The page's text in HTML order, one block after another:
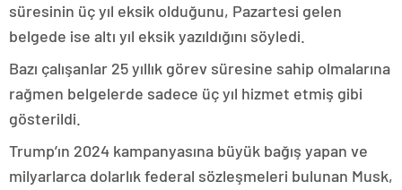
süresinin üç yıl eksik olduğunu, Pazartesi gelen
belgede ise altı yıl eksik yazıldığını söyledi.
Bazı çalışanlar 25 yıllık görev süresine sahip olmalarına
rağmen belgelerde sadece üç yıl hizmet etmiş gibi
gösterildi.
Trump’ın 2024 kampanyasına büyük bağış yapan ve
milyarlarca dolarlık federal sözleşmeleri bulunan Musk,